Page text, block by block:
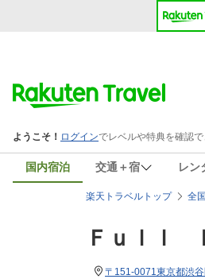
国内宿泊 交通＋宿 レン
楽天トラベルトップ 全国
Ｆｕｌｌ
〒151-0071東京都渋